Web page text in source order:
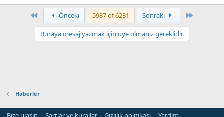
Önceki 5987 of 6231 Sonraki
Buraya mesaj yazmak için üye olmanız gereklidir.
Haberler
Bize ulaşın Şartlar ve kurallar Gizlilik politikası Yardım